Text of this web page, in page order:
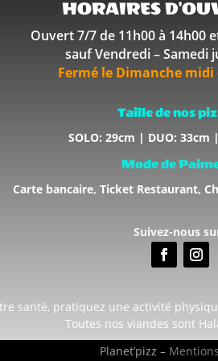
HORAIRES
Ouvert 7/7 de 11h00 à 14h00
sauf Vendredi – Samedi
Fermé le Dimanche
Taille de nos
SOLO: 29cm | DUO: 33cm
Mode de
Carte bancaire, Ticket Restaurant,
Suivez-nous
santé, pratiquez une activité
Toutes nos viandes sont
Planet’pizz –